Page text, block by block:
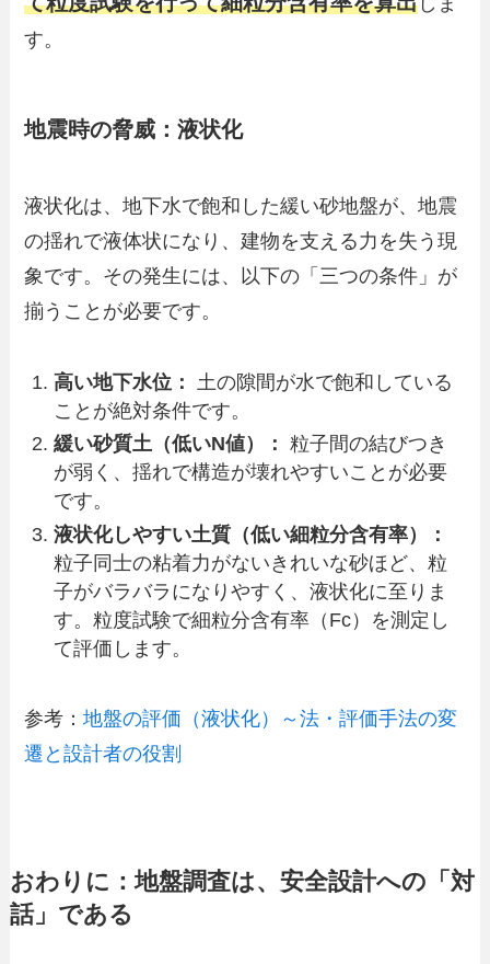
す。
地震時の脅威：液状化
液状化は、地下水で飽和した緩い砂地盤が、地震
の揺れで液体状になり、建物を支える力を失う現
象です。その発生には、以下の「三つの条件」が
揃うことが必要です。
高い地下水位：
土の隙間が水で飽和している
ことが絶対条件です。
緩い砂質土（低いN値）： 粒子間の結びつき
が弱く、揺れで構造が壊れやすいことが必要
です。
液状化しやすい土質（低い細粒分含有率）：
粒子同士の粘着力がないきれいな砂ほど、粒
子がバラバラになりやすく、液状化に至りま
す。粒度試験で細粒分含有率（Fc）を測定し
て評価します。
参考：地盤の評価（液状化）～法・評価手法の変
遷と設計者の役割
おわりに：地盤調査は、安全設計への「対
話」である